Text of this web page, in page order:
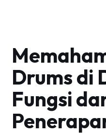
Drums di
Fungsi